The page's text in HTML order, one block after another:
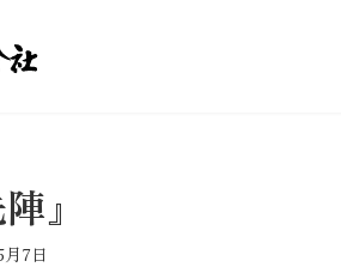
』
7日